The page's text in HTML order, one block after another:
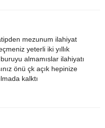
mezunum ilahiyat
yeterli iki yıllık
almamıslar ilahiyatı
önü çk açık hepinize
kalktı